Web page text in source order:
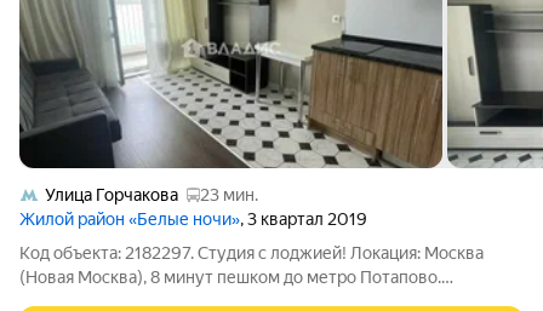
Улица Горчакова
23 мин.
Жилой район «Белые ночи», 3 квартал 2019
Код объекта: 2182297. Студия с лоджией! Локация: Москва
(Новая Москва), 8 минут пешком до метро Потапово.